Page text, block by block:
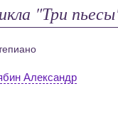
"Три
Александр